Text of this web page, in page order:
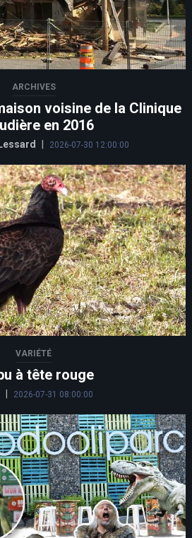
ARCHIVES
voisine de la Clinique
en 2016
2026-07-30 12:00:00
VARIÉTÉ
à tête rouge
2026-07-31 08:00:00